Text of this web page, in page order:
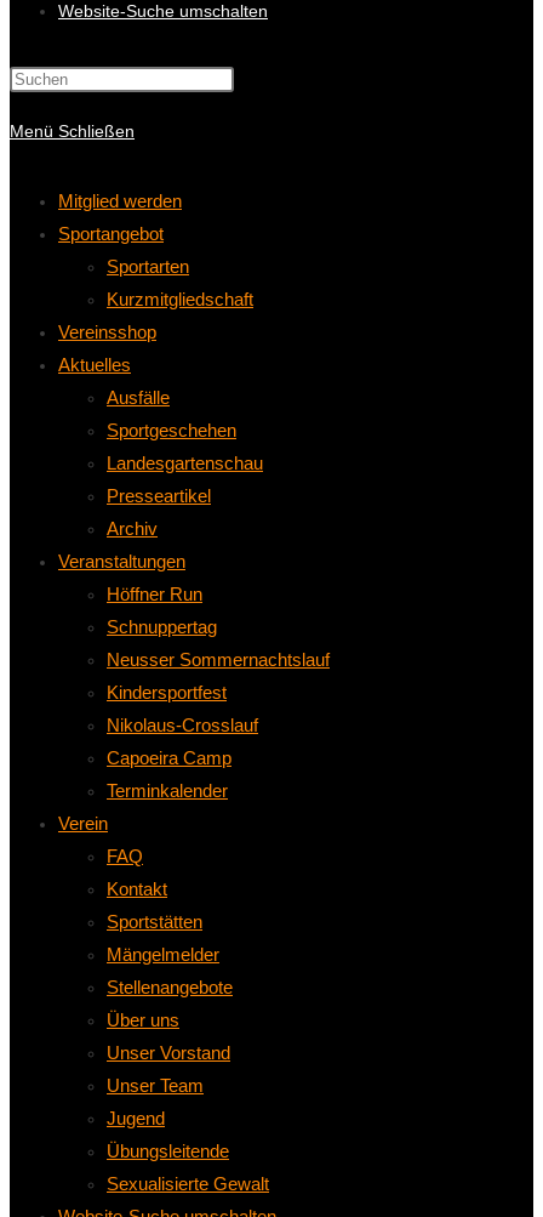
Website-Suche umschalten
Menü Schließen
Mitglied werden
Sportangebot
Sportarten
Kurzmitgliedschaft
Vereinsshop
Aktuelles
Ausfälle
Sportgeschehen
Landesgartenschau
Presseartikel
Archiv
Veranstaltungen
Höffner Run
Schnuppertag
Neusser Sommernachtslauf
Kindersportfest
Nikolaus-Crosslauf
Capoeira Camp
Terminkalender
Verein
FAQ
Kontakt
Sportstätten
Mängelmelder
Stellenangebote
Über uns
Unser Vorstand
Unser Team
Jugend
Übungsleitende
Sexualisierte Gewalt